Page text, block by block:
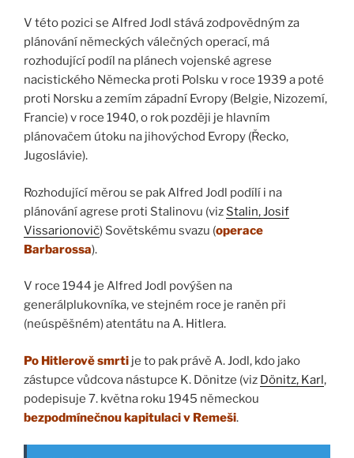
V této pozici se Alfred Jodl stává zodpovědným za
plánování německých válečných operací, má
rozhodující podíl na plánech vojenské agrese
nacistického Německa proti Polsku v roce 1939 a poté
proti Norsku a zemím západní Evropy (Belgie, Nizozemí,
Francie) v roce 1940, o rok později je hlavním
plánovačem útoku na jihovýchod Evropy (Řecko,
Jugoslávie).
Rozhodující měrou se pak Alfred Jodl podílí i na
plánování agrese proti Stalinovu (viz Stalin, Josif
Vissarionovič) Sovětskému svazu (operace
Barbarossa).
V roce 1944 je Alfred Jodl povýšen na
generálplukovníka, ve stejném roce je raněn při
(neúspěšném) atentátu na A. Hitlera.
Po Hitlerově smrti je to pak právě A. Jodl, kdo jako
zástupce vůdcova nástupce K. Dönitze (viz Dönitz, Karl,
podepisuje 7. května roku 1945 německou
bezpodmínečnou kapitulaci v Remeši.